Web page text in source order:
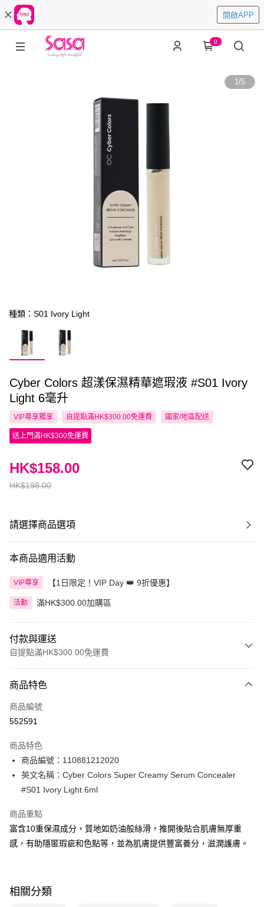
開啟APP
0
1/5
種類：S01 Ivory Light
Cyber Colors 超漾保濕精華遮瑕液 #S01 Ivory
Light 6毫升
VIP尊享獨享 自提點滿HK$300.00免運費 國家/地區配送
送上門滿HK$300免運費
HK$198.00
HK$158.00
請選擇商品選項
本商品適用活動
VIP尊享 【1日限定！VIP Day 👑 9折優惠】
活動 滿HK$300.00加購區
付款與運送
自提點滿HK$300.00免運費
信用卡
Apple Pay
PayMe
WeChat Pay
送貨方式
順豐自助櫃 - 確認發貨後1-3個工作天送達
順豐站及營業點 - 確認發貨後1-3個工作天送達
商品特色
商品編號
552591
商品特色
商品編號：110881212020
英文名稱：Cyber Colors Super Creamy Serum Concealer
#S01 Ivory Light 6ml
商品重點
富含10重保濕成分，質地如奶油般絲滑，推開後貼合肌膚無厚重
感，有助隱匿瑕疵和色點等，並為肌膚提供豐富養分，滋潤護膚。
相關分類